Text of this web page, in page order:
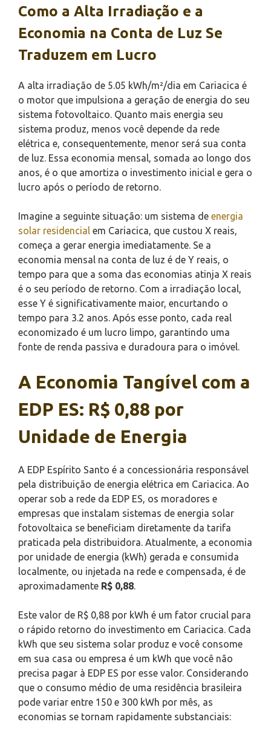
Como a Alta Irradiação e a
Economia na Conta de Luz Se
Traduzem em Lucro
A alta irradiação de 5.05 kWh/m²/dia em Cariacica é
o motor que impulsiona a geração de energia do seu
sistema fotovoltaico. Quanto mais energia seu
sistema produz, menos você depende da rede
elétrica e, consequentemente, menor será sua conta
de luz. Essa economia mensal, somada ao longo dos
anos, é o que amortiza o investimento inicial e gera o
lucro após o período de retorno.
Imagine a seguinte situação: um sistema de energia
solar residencial em Cariacica, que custou X reais,
começa a gerar energia imediatamente. Se a
economia mensal na conta de luz é de Y reais, o
tempo para que a soma das economias atinja X reais
é o seu período de retorno. Com a irradiação local,
esse Y é significativamente maior, encurtando o
tempo para 3.2 anos. Após esse ponto, cada real
economizado é um lucro limpo, garantindo uma
fonte de renda passiva e duradoura para o imóvel.
A Economia Tangível com a
EDP ES: R$ 0,88 por
Unidade de Energia
A EDP Espírito Santo é a concessionária responsável
pela distribuição de energia elétrica em Cariacica. Ao
operar sob a rede da EDP ES, os moradores e
empresas que instalam sistemas de energia solar
fotovoltaica se beneficiam diretamente da tarifa
praticada pela distribuidora. Atualmente, a economia
por unidade de energia (kWh) gerada e consumida
localmente, ou injetada na rede e compensada, é de
aproximadamente R$ 0,88
Este valor de R$ 0,88 por kWh é um fator crucial para
o rápido retorno do investimento em Cariacica. Cada
kWh que seu sistema solar produz e você consome
em sua casa ou empresa é um kWh que você não
precisa pagar à EDP ES por esse valor. Considerando
que o consumo médio de uma residência brasileira
pode variar entre 150 e 300 kWh por mês, as
economias se tornam rapidamente substanciais: